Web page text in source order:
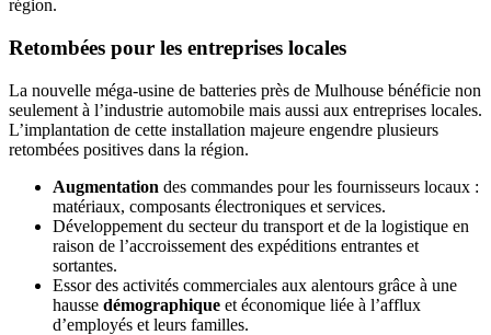
région.
Retombées pour les entreprises locales
La nouvelle méga-usine de batteries près de Mulhouse bénéficie non
seulement à l’industrie automobile mais aussi aux entreprises locales.
L’implantation de cette installation majeure engendre plusieurs
retombées positives dans la région.
Augmentation des commandes pour les fournisseurs locaux :
matériaux, composants électroniques et services.
Développement du secteur du transport et de la logistique en
raison de l’accroissement des expéditions entrantes et
sortantes.
Essor des activités commerciales aux alentours grâce à une
hausse démographique et économique liée à l’afflux
d’employés et leurs familles.